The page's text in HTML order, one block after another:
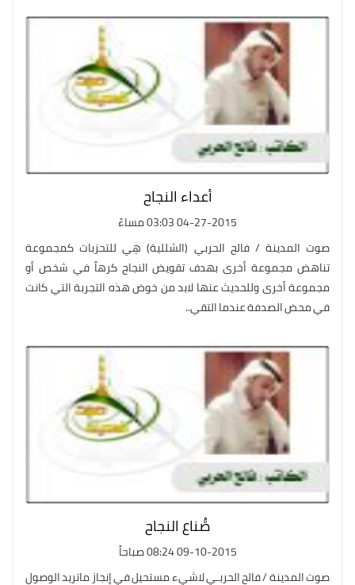
أعداء النجاح
04-27-2015 03:03 مساءً
صوت المدينة / فالح الحربي (الشللية) هِي للتحزبات كمجموعة
تناهض مجموعة أخرى بهدف تقويض النجاح كرهاً في شخص أو
مجموعة أخرى وللحديث عنها لابد من خوض هذه التجربة التي كانت
في محض الصدفة عندما التقي..
صُّناع النجاح
09-10-2015 08:24 صباحاً
صوت المدينة / فالح الحربـي لاشيء مستحيل في إنجاز ماتريد الوصول